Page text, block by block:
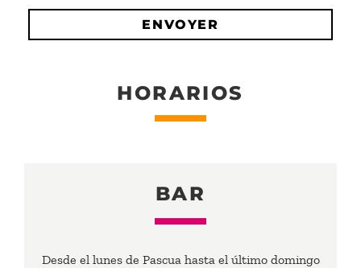
HORARIOS
BAR
Desde el lunes de Pascua hasta el último domingo